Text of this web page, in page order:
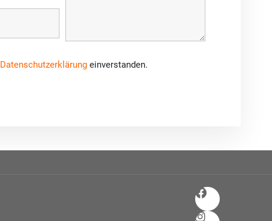
Datenschutzerklärungeinverstanden.